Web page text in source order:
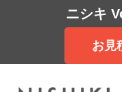
ニシキ
お見